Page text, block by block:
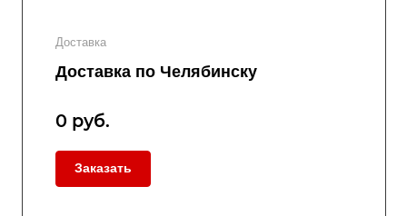
Доставка
Доставка по Челябинску
0 руб.
Заказать